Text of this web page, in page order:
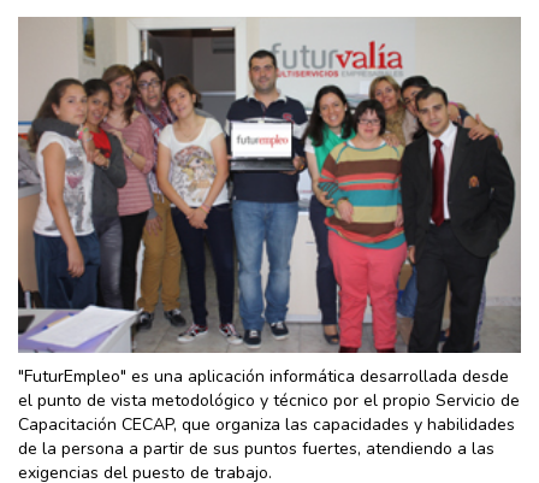
"FuturEmpleo" es una aplicación informática desarrollada desde
el punto de vista metodológico y técnico por el propio Servicio de
Capacitación CECAP, que organiza las capacidades y habilidades
de la persona a partir de sus puntos fuertes, atendiendo a las
exigencias del puesto de trabajo.